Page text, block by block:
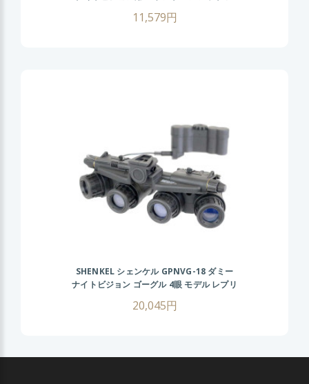
11,579円
SHENKEL シェンケル GPNVG-18 ダミー
ナイトビジョン ゴーグル 4眼 モデル レプリ
20,045円